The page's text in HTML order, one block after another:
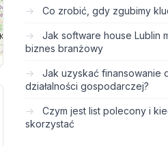
Co zrobić, gdy zgubimy
Jak software house Lublin
biznes branżowy
Jak uzyskać finansowanie
działalności gospodarczej?
Czym jest list polecony i
skorzystać